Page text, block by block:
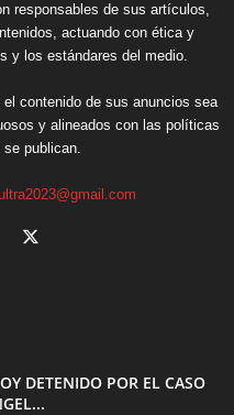
responsables de sus artículos,
actuando con ética y
y los estándares del medio.
contenido de sus anuncios sea
y alineados con las políticas
se publican.
DETENIDO POR EL CASO